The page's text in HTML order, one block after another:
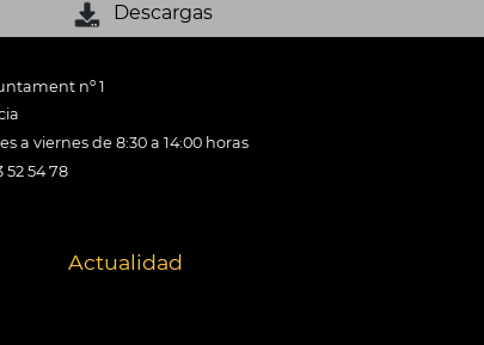
Descargas
nº 1
a viernes de 8:30 a 14:00 horas
52 54 78
Actualidad